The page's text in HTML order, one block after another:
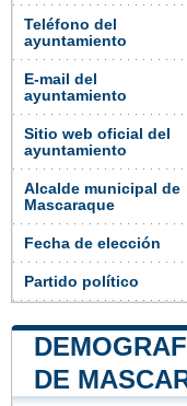
Teléfono del
ayuntamiento
E-mail del
ayuntamiento
Sitio web oficial del
ayuntamiento
Alcalde municipal de
Mascaraque
Fecha de elección
Partido político
DE